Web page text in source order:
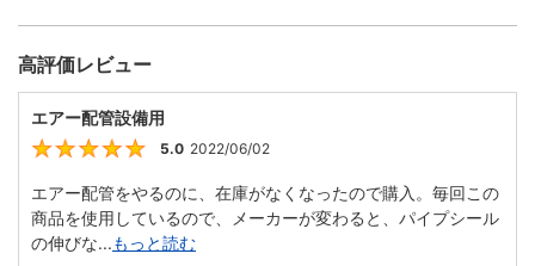
高評価レビュー
エアー配管設備用
5
5.0 2022/06/02
エアー配管をやるのに、在庫がなくなったので購入。毎回この
商品を使用しているので、メーカーが変わると、パイプシール
の伸びな...もっと読む